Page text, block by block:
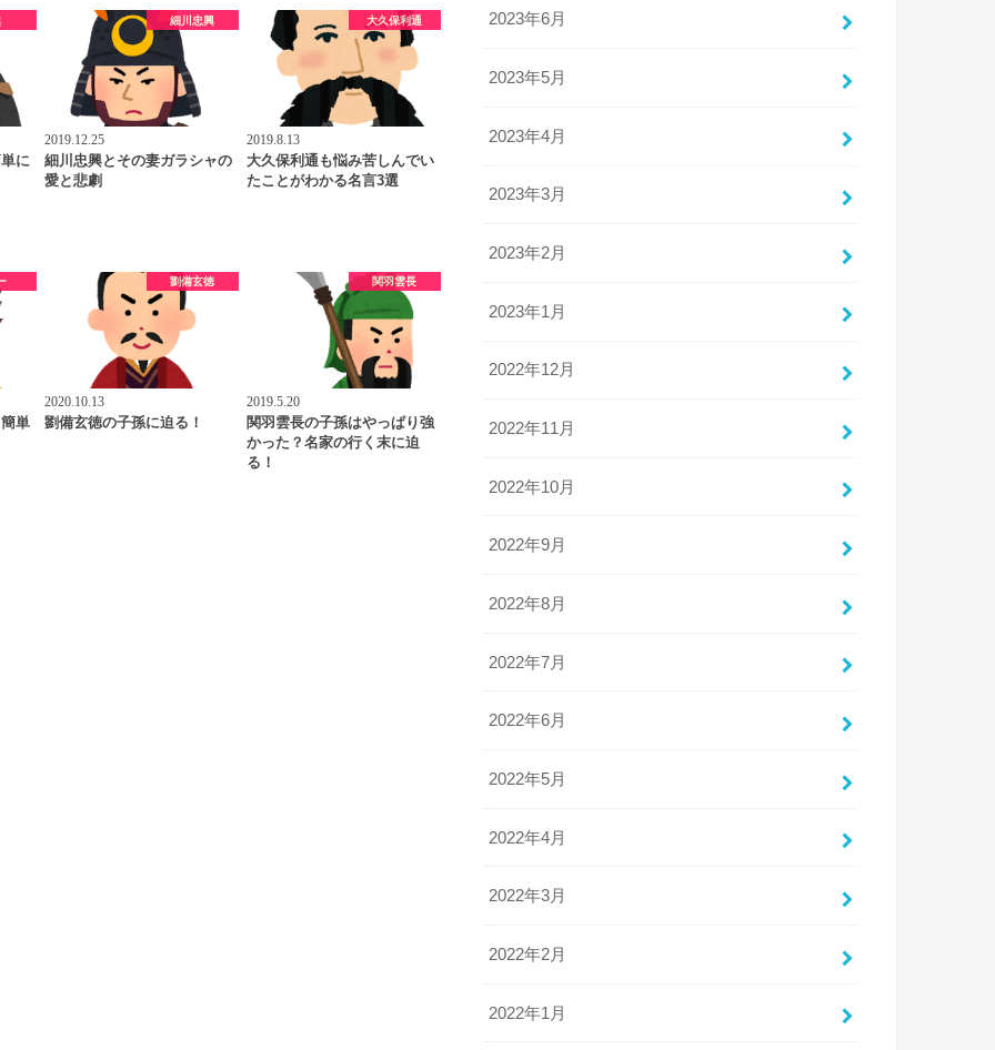
に
細川忠興
2019.12.25
細川忠興とその妻ガラシャの
愛と悲劇
大久保利通
2019.8.13
大久保利通も悩み苦しんでい
たことがわかる名言3選
単
劉備玄徳
2020.10.13
劉備玄徳の子孫に迫る！
関羽雲長
2019.5.20
関羽雲長の子孫はやっぱり強
かった？名家の行く末に迫
る！
2023年6月
2023年5月
2023年4月
2023年3月
2023年2月
2023年1月
2022年12月
2022年11月
2022年10月
2022年9月
2022年8月
2022年7月
2022年6月
2022年5月
2022年4月
2022年3月
2022年2月
2022年1月